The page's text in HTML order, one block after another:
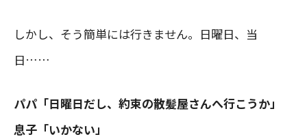
しかし、そう簡単には行きません。日曜日、当
日……
パパ「日曜日だし、約束の散髪屋さんへ行こうか」
息子「いかない」